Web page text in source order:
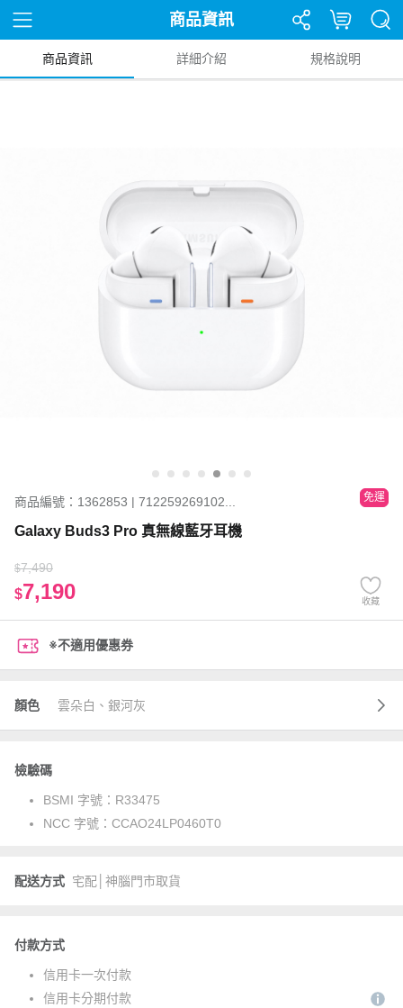
商品資訊
商品資訊 詳細介紹 規格說明
商品編號：1362853 | 712259269102... 免運
Galaxy Buds3 Pro 真無線藍牙耳機
$7,490
$7,190 收藏
※不適用優惠券
顏色 雲朵白、銀河灰
檢驗碼
BSMI 字號： R33475
NCC 字號： CCAO24LP0460T0
配送方式 宅配│神腦門市取貨
付款方式
信用卡一次付款
信用卡分期付款